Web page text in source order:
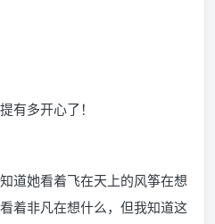
有多开心了！
道她看着飞在天上的风筝在想
着非凡在想什么，但我知道这